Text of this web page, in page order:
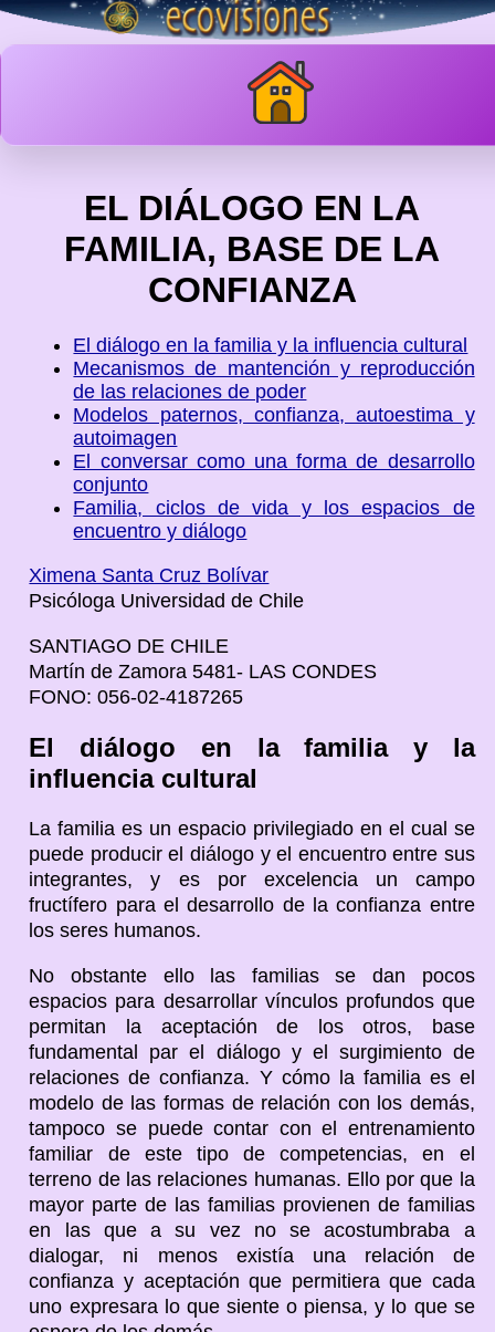
EL DIÁLOGO EN LA
FAMILIA, BASE DE LA
CONFIANZA
El diálogo en la familia y la influencia cultural
Mecanismos de mantención y reproducción
de las relaciones de poder
Modelos paternos, confianza, autoestima y
autoimagen
El conversar como una forma de desarrollo
conjunto
Familia, ciclos de vida y los espacios de
encuentro y diálogo
Ximena Santa Cruz Bolívar
Psicóloga Universidad de Chile
SANTIAGO DE CHILE
Martín de Zamora 5481- LAS CONDES
FONO: 056-02-4187265
El diálogo en la familia y la
influencia cultural
La familia es un espacio privilegiado en el cual se
puede producir el diálogo y el encuentro entre sus
integrantes, y es por excelencia un campo
fructífero para el desarrollo de la confianza entre
los seres humanos.
No obstante ello las familias se dan pocos
espacios para desarrollar vínculos profundos que
permitan la aceptación de los otros, base
fundamental par el diálogo y el surgimiento de
relaciones de confianza. Y cómo la familia es el
modelo de las formas de relación con los demás,
tampoco se puede contar con el entrenamiento
familiar de este tipo de competencias, en el
terreno de las relaciones humanas. Ello por que la
mayor parte de las familias provienen de familias
en las que a su vez no se acostumbraba a
dialogar, ni menos existía una relación de
confianza y aceptación que permitiera que cada
uno expresara lo que siente o piensa, y lo que se